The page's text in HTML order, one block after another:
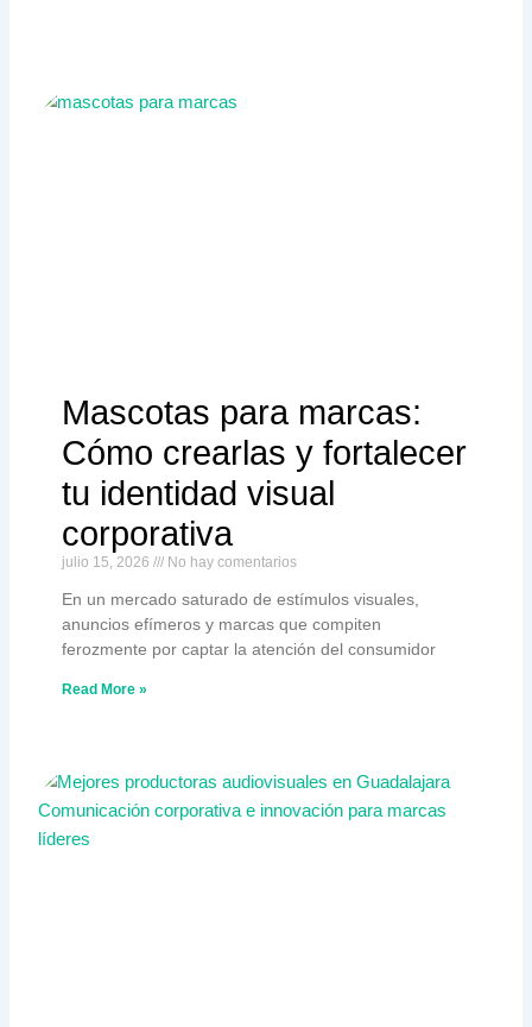
Mascotas para marcas:
Cómo crearlas y fortalecer
tu identidad visual
corporativa
julio 15, 2026 No hay comentarios
En un mercado saturado de estímulos visuales,
anuncios efímeros y marcas que compiten
ferozmente por captar la atención del consumidor
Read More »